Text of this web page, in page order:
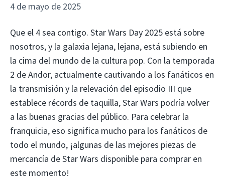
4 de mayo de 2025
Que el 4 sea contigo. Star Wars Day 2025 está sobre
nosotros, y la galaxia lejana, lejana, está subiendo en
la cima del mundo de la cultura pop. Con la temporada
2 de Andor, actualmente cautivando a los fanáticos en
la transmisión y la relevación del episodio III que
establece récords de taquilla, Star Wars podría volver
a las buenas gracias del público. Para celebrar la
franquicia, eso significa mucho para los fanáticos de
todo el mundo, ¡algunas de las mejores piezas de
mercancía de Star Wars disponible para comprar en
este momento!